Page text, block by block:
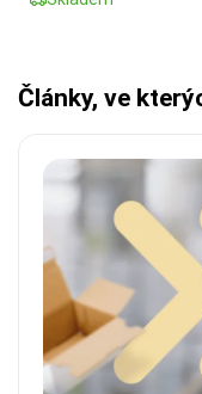
Články, ve